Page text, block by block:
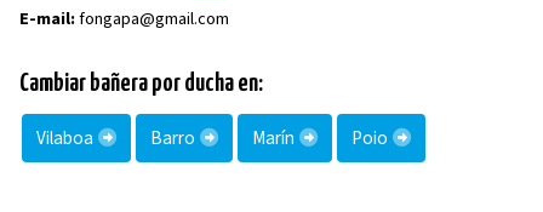
E-mail:fongapa@gmail.com
Cambiar bañera por ducha en:
Vilaboa Barro Marín Poio